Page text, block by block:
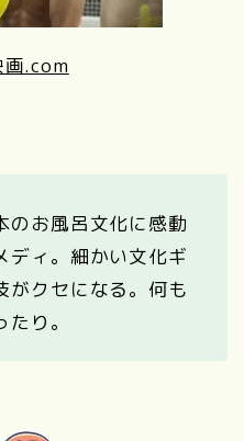
.com
のお風呂文化に感動
ディ。細かい文化ギ
がクセになる。何も
り。